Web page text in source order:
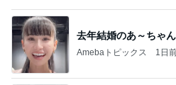
去年結婚のあ～ちゃ
Amebaトピックス 1日